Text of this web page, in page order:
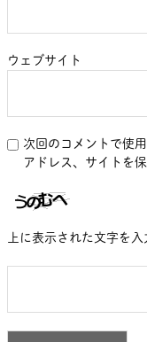
ウェブサイト
次回のコメントで使
アドレス、サイトを保
上に表示された文字を入